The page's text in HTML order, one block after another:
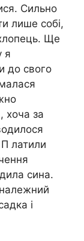
Сильно
лише собі,
Ще
я
до свого
хоча за
латили
сина.
належний
і